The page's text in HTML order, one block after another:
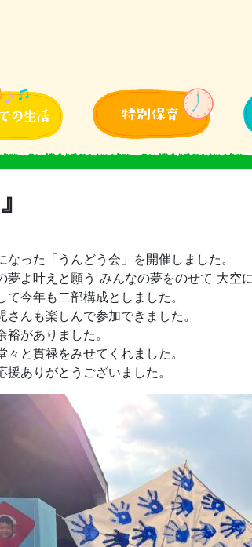
った「うんどう会」を開催しました。
よ叶えと願う みんなの夢をのせて 大空
今年も二部構成としました。
んも楽しんで参加できました。
がありました。
と貫禄をみせてくれました。
ありがとうございました。